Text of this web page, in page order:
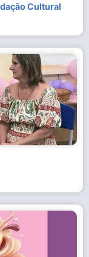
Cultural